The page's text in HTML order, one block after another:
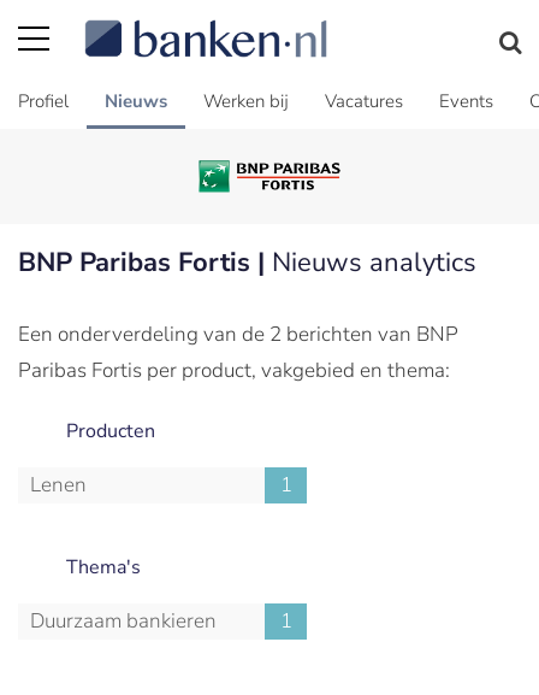
Profiel Nieuws Werken bij Vacatures Events
BNP Paribas Fortis | Nieuws analytics
Een onderverdeling van de 2 berichten van BNP
Paribas Fortis per product, vakgebied en thema:
Producten
Lenen 1
Thema's
Duurzaam bankieren 1